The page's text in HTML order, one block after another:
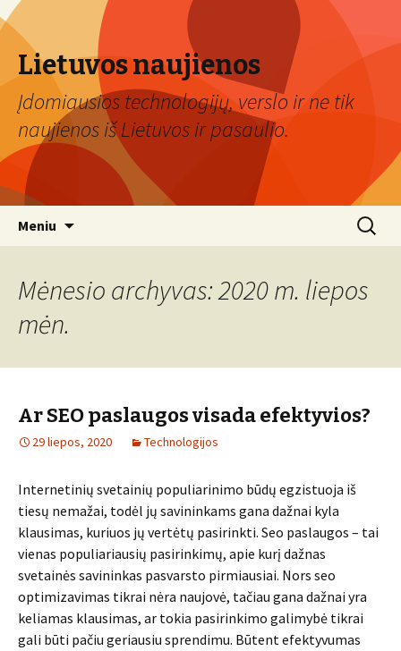
Lietuvos naujienos
Įdomiausios technologijų, verslo ir ne tik
naujienos iš Lietuvos ir pasaulio.
Meniu Ieškoti:
Mėnesio archyvas: 2020 m. liepos
mėn.
Ar SEO paslaugos visada efektyvios?
29 liepos, 2020 Technologijos
Internetinių svetainių populiarinimo būdų egzistuoja iš
tiesų nemažai, todėl jų savininkams gana dažnai kyla
klausimas, kuriuos jų vertėtų pasirinkti. Seo paslaugos – tai
vienas populiariausių pasirinkimų, apie kurį dažnas
svetainės savininkas pasvarsto pirmiausiai. Nors seo
optimizavimas tikrai nėra naujovė, tačiau gana dažnai yra
keliamas klausimas, ar tokia pasirinkimo galimybė tikrai
gali būti pačiu geriausiu sprendimu. Būtent efektyvumas